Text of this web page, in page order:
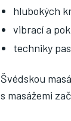
hlubokých
vibrací a
techniky
Švédskou
s masážemi